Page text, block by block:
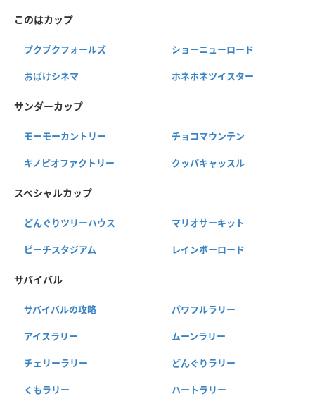
このはカップ
プクプクフォールズ ショーニューロード
おばけシネマ ホネホネツイスター
サンダーカップ
モーモーカントリー チョコマウンテン
キノピオファクトリー クッパキャッスル
スペシャルカップ
どんぐりツリーハウス マリオサーキット
ピーチスタジアム レインボーロード
サバイバル
サバイバルの攻略 パワフルラリー
アイスラリー ムーンラリー
チェリーラリー どんぐりラリー
くもラリー ハートラリー